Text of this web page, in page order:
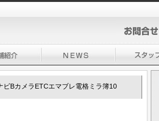
BカメラETCエマブレ電格ミラ簿10